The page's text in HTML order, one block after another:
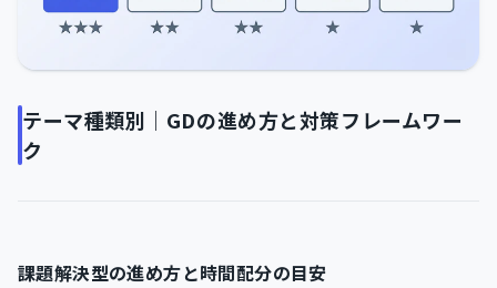
テーマ種類別｜GDの進め方と対策フレームワー
ク
課題解決型の進め方と時間配分の目安